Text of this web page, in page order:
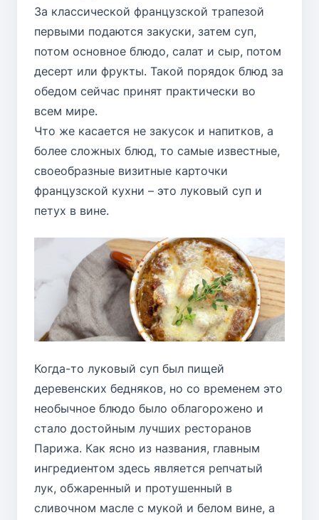
За классической французской трапезой
первыми подаются закуски, затем суп,
потом основное блюдо, салат и сыр, потом
десерт или фрукты. Такой порядок блюд за
обедом сейчас принят практически во
всем мире.
Что же касается не закусок и напитков, а
более сложных блюд, то самые известные,
своеобразные визитные карточки
французской кухни – это луковый суп и
петух в вине.
Когда-то луковый суп был пищей
деревенских бедняков, но со временем это
необычное блюдо было облагорожено и
стало достойным лучших ресторанов
Парижа. Как ясно из названия, главным
ингредиентом здесь является репчатый
лук, обжаренный и протушенный в
сливочном масле с мукой и белом вине, а